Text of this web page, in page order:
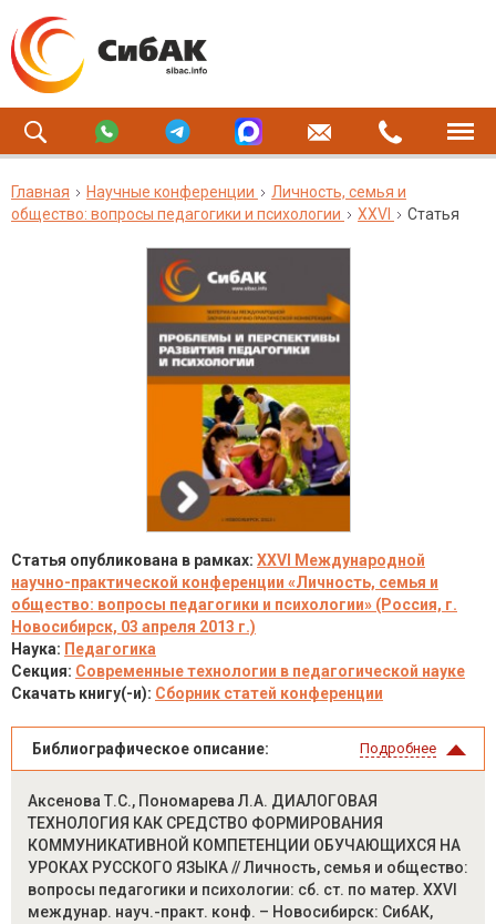
Главная Научные конференции
Личность, семья и
общество: вопросы педагогики и психологии
XXVI Статья
Статья опубликована в рамках: XXVI Международной
научно-практической конференции «Личность, семья и
общество: вопросы педагогики и психологии» (Россия, г.
Новосибирск, 03 апреля 2013 г.)
Наука: Педагогика
Секция: Современные технологии в педагогической науке
Скачать книгу(-и): Сборник статей конференции
Библиографическое описание: Подробнее
Аксенова Т.С., Пономарева Л.А. ДИАЛОГОВАЯ
ТЕХНОЛОГИЯ КАК СРЕДСТВО ФОРМИРОВАНИЯ
КОММУНИКАТИВНОЙ КОМПЕТЕНЦИИ ОБУЧАЮЩИХСЯ НА
УРОКАХ РУССКОГО ЯЗЫКА // Личность, семья и общество:
вопросы педагогики и психологии: сб. ст. по матер. XXVI
междунар. науч.-практ. конф. – Новосибирск: СибАК,